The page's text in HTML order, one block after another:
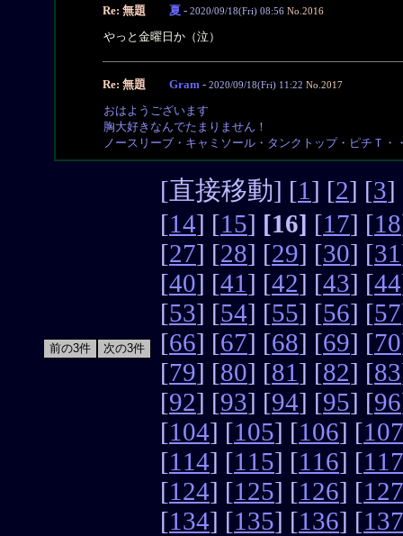
Re: 無題 夏 - 2020/09/18(Fri) 08:56 No.2016
やっと金曜日か（泣）
Re: 無題 Gram - 2020/09/18(Fri) 11:22 No.2017
おはようございます
胸大好きなんでたまりません！
ノースリーブ・キャミソール・タンクトップ・ピチＴ・
[直接移動] [1 ] [2] [3]
[14] [15] [16] [17] [18
[27] [28] [29] [30] [31
[40] [41 ] [42] [43] [44
[53] [54] [55] [56] [57
[66] [67] [68] [69] [70
[79] [80] [81 ] [82] [83
[92] [93] [94] [95] [96
[104] [105] [106] [107
[114] [115] [116] [117
[124] [125] [126] [127
[134] [135] [136] [137